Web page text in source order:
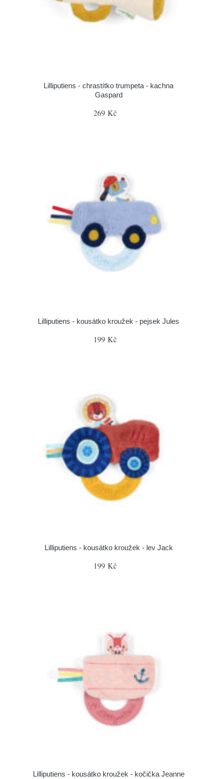
Lilliputiens - chrastítko trumpeta - kachna
Gaspard
269 Kč
Lilliputiens - kousátko kroužek - pejsek Jules
199 Kč
Lilliputiens - kousátko kroužek - lev Jack
199 Kč
Lilliputiens - kousátko kroužek - kočička Jeanne